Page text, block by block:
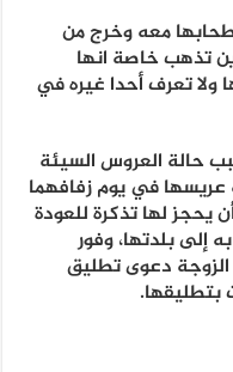
معه وخرج من
تذهب خاصة انها
ولا تعرف أحدا غيره في
حالة العروس السيئة
في يوم زفافهما
يحجز لها تذكرة للعودة
إلى بلدتها، وفور
الزوجة دعوى تطليق
بتطليقها.